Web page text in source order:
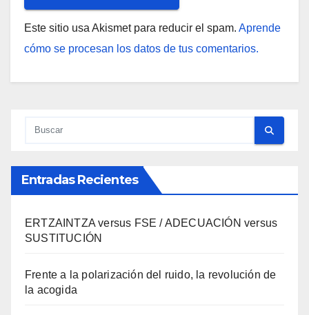
Este sitio usa Akismet para reducir el spam. Aprende
cómo se procesan los datos de tus comentarios.
Entradas Recientes
ERTZAINTZA versus FSE / ADECUACIÓN versus
SUSTITUCIÓN
Frente a la polarización del ruido, la revolución de
la acogida